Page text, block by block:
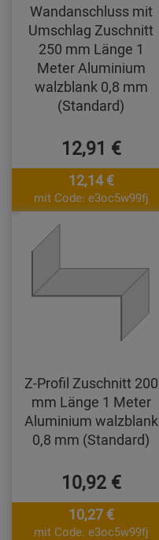
Wandanschluss mit
Umschlag Zuschnitt
250 mm Länge 1
Meter Aluminium
walzblank 0,8 mm
(Standard)
12,91 €
12,14 €
mit Code: e3oc5w99fj
Z-Profil Zuschnitt 200
mm Länge 1 Meter
Aluminium walzblank
0,8 mm (Standard)
10,92 €
10,27 €
mit Code: e3oc5w99fj